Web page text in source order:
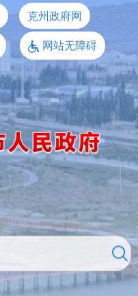
克州政府网
网站无障碍